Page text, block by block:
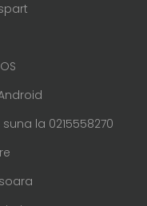
la 0215558270